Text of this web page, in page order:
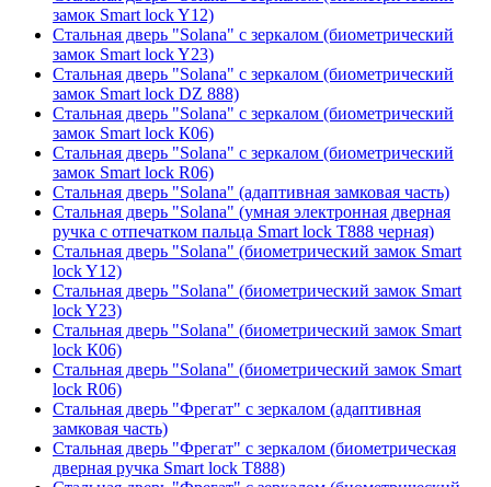
замок Smart lock Y12)
Стальная дверь "Solana" с зеркалом (биометрический
замок Smart lock Y23)
Стальная дверь "Solana" с зеркалом (биометрический
замок Smart lock DZ 888)
Стальная дверь "Solana" с зеркалом (биометрический
замок Smart lock К06)
Стальная дверь "Solana" с зеркалом (биометрический
замок Smart lock R06)
Стальная дверь "Solana" (адаптивная замковая часть)
Стальная дверь "Solana" (умная электронная дверная
ручка с отпечатком пальца Smart lock T888 черная)
Стальная дверь "Solana" (биометрический замок Smart
lock Y12)
Стальная дверь "Solana" (биометрический замок Smart
lock Y23)
Стальная дверь "Solana" (биометрический замок Smart
lock К06)
Стальная дверь "Solana" (биометрический замок Smart
lock R06)
Стальная дверь "Фрегат" с зеркалом (адаптивная
замковая часть)
Стальная дверь "Фрегат" с зеркалом (биометрическая
дверная ручка Smart lock T888)